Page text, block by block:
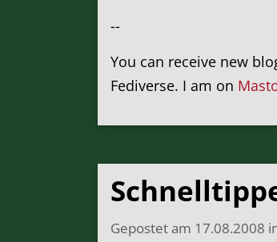
--
You can receive new
Fediverse. I am on
Gepostet am 17.08.2008